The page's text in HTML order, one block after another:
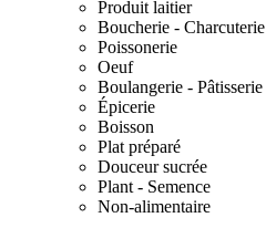
Produit laitier
Boucherie - Charcuterie
Poissonerie
Oeuf
Boulangerie - Pâtisserie
Épicerie
Boisson
Plat préparé
Douceur sucrée
Plant - Semence
Non-alimentaire